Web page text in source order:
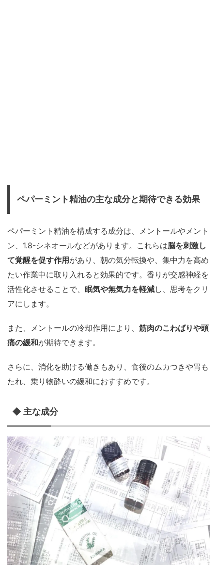
ペパーミント精油の主な成分と期待できる効果
ペパーミント精油を構成する成分は、メントールやメント
ン、1.8-シネオールなどがあります。これらは脳を刺激し
て覚醒を促す作用 があり、朝の気分転換や、集中力を高め
たい作業中に取り入れると効果的です。香りが交感神経を
活性化させることで、 眠気や無気力を軽減し、思考をクリ
アにします。
また、メントールの冷却作用により、 筋肉のこわばりや頭
痛の緩和が期待できます。
さらに、消化を助ける働きもあり、食後のムカつきや胃も
たれ、乗り物酔いの緩和におすすめです。
◆ 主な成分